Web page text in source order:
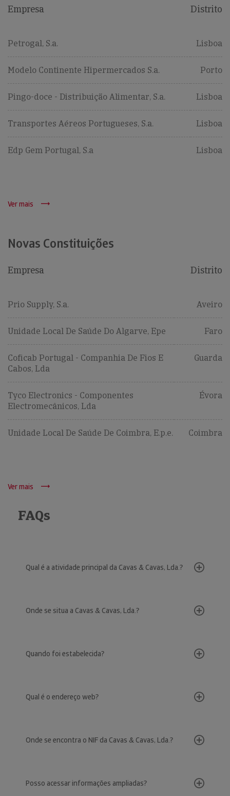
Empresa Distrito
Petrogal, S.a. Lisboa
Modelo Continente Hipermercados S.a. Porto
Pingo-doce - Distribuição Alimentar, S.a. Lisboa
Transportes Aéreos Portugueses, S.a. Lisboa
Edp Gem Portugal, S.a Lisboa
Ver mais
Novas Constituições
Empresa Distrito
Prio Supply, S.a. Aveiro
Unidade Local De Saúde Do Algarve, Epe Faro
Coficab Portugal - Companhia De Fios E
Cabos, Lda
Guarda
Tyco Electronics - Componentes
Electromecânicos, Lda
Évora
Unidade Local De Saúde De Coimbra, E.p.e. Coimbra
Ver mais
FAQs
Qual é a atividade principal da Cavas & Cavas, Lda.?
Onde se situa a Cavas & Cavas, Lda.?
Quando foi estabelecida?
Qual é o endereço web?
Onde se encontra o NIF da Cavas & Cavas, Lda.?
Posso acessar informações ampliadas?